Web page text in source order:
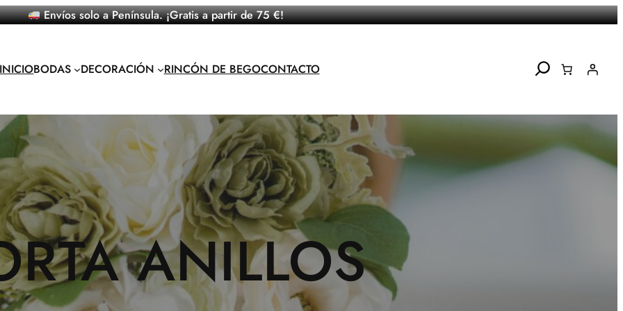
Envíos solo a Península. ¡Gratis a partir de 75 €!
INICIOBODAS DECORACIÓN RINCÓN DE BEGOCONTACTO Search
ANILLOS